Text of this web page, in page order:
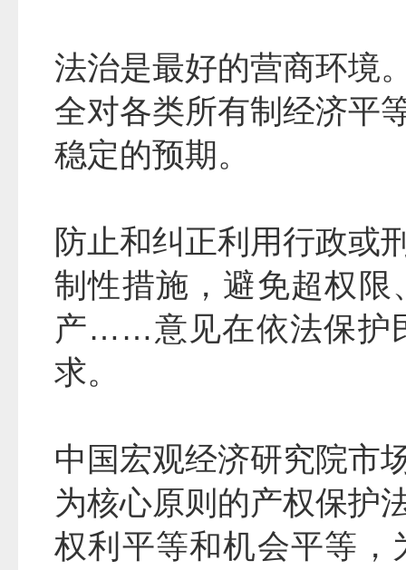
法治是最好的营商环境
全对各类所有制经济平
稳定的预期。
防止和纠正利用行政或
制性措施，避免超权
产……意见在依法保护
求。
中国宏观经济研究院市
为核心原则的产权保护
权利平等和机会平等